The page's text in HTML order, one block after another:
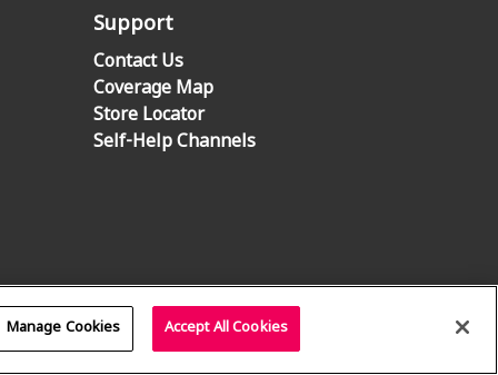
Support
Contact Us
Coverage Map
Store Locator
Self-Help Channels
Manage Cookies Accept All Cookies